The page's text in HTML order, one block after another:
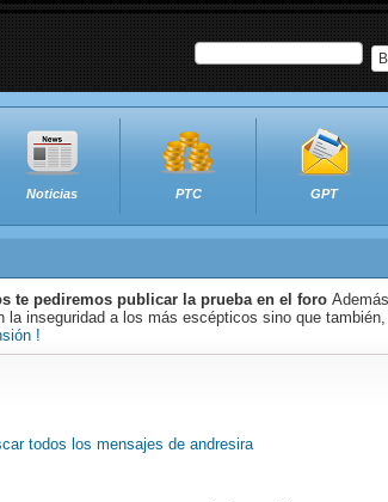
Noticias PTC GPT
te pediremos publicar la prueba en el foro
inseguridad a los más escépticos sino que
!
todos los mensajes de andresira